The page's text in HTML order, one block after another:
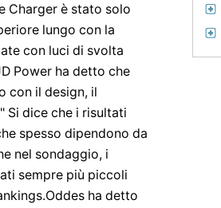
Charger è stato solo
lungo con la
con luci di svolta
Power ha detto che
con il design, il
Si dice che i risultati
spesso dipendono da
nel sondaggio, i
sempre più piccoli
ha detto